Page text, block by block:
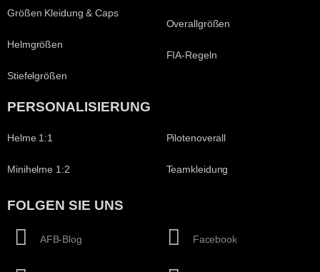
Größen Kleidung & Caps
Helmgrößen
Stiefelgrößen
Overallgrößen
FIA-Regeln
PERSONALISIERUNG
Helme 1:1
Minihelme 1:2
Pilotenoverall
Teamkleidung
FOLGEN SIE UNS
AFB-Blog Facebook